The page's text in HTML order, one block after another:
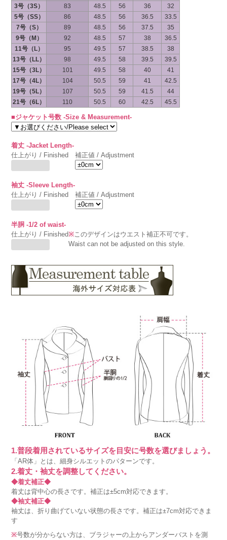
3号（3S）
83 48.5 56 36
32
5号（SS）
86 48.5 56 36.5
33.5
7号（S）
89 48.5 56 37.5
35
9号（M）
92 48.5 57 38
36.5
11号（L）
95 49.5 57 38.5
38
13号（LL）
98 49.5 58 39.5
39.5
15号（3L）
101 49.5 58 40
41
17号（4L）
104 50.5 59 41
42.5
19号（5L）
107 50.5 59 41.5
44
21号（6L）
110 50.5 60 42.5 45.5
■ジャケット号数 -Size & Measurement-
着丈 -Jacket Length-
仕上がり / Finished
補正値 / Adjustment
袖丈 -Sleeve Length-
仕上がり / Finished
補正値 / Adjustment
半胴 -1/2 of waist-
仕上がり / Finished※このデザインはウエスト補正不可です。
Waist can not be adjusted on this style.
1.普段着用されているサイズを目安に号数を選びましょう。
「AR体」とは、細身シルエットのパターンです。
2.着丈・袖丈を調整してください。
◆着丈補正◆
着丈は背中心の長さです。補正は±5cm対応できます。
◆袖丈補正◆
袖丈は、折り曲げていない状態の長さです。補正は±7cm対応できま
す
※号数が分からない方は、ブラジャーの上からアンダーバストを測